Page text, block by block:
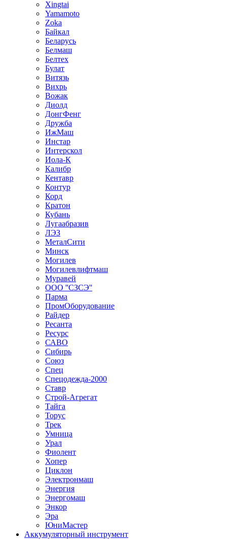
Xingtai
Yamamoto
Zoka
Байкал
Беларусь
Белмаш
Белтех
Булат
Витязь
Вихрь
Вожак
Диолд
ДонгФенг
Дружба
ИжМаш
Инстар
Интерскол
Иола-К
Калибр
Кентавр
Контур
Корд
Кратон
Кубань
Лугаабразив
ЛЭЗ
МеталСити
Минск
Могилев
Могилевлифтмаш
Муравей
ООО ''СЗСЭ''
Парма
ПромОборудование
Райдер
Ресанта
Ресурс
САВО
Сибирь
Союз
Спец
Спецодежда-2000
Ставр
Строй-Агрегат
Тайга
Торус
Трек
Умница
Урал
Фиолент
Хопер
Циклон
Электронмаш
Энергия
Энергомаш
Энкор
Эра
ЮниМастер
Аккумуляторный инструмент